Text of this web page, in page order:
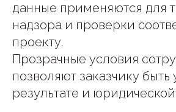
данные применяются для
надзора и проверки
проекту.
Прозрачные условия
позволяют заказчику
результате и